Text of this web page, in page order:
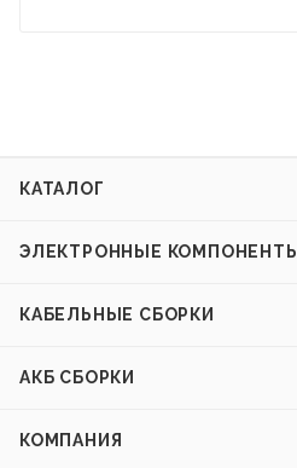
КАТАЛОГ
ЭЛЕКТРОННЫЕ КОМПОНЕНТЫ
КАБЕЛЬНЫЕ СБОРКИ
АКБ СБОРКИ
КОМПАНИЯ